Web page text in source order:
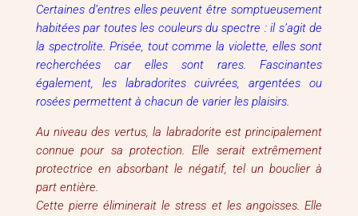
Certaines d’entres elles peuvent être somptueusement
habitées par toutes les couleurs du spectre : il s’agit de
la spectrolite. Prisée, tout comme la violette, elles sont
recherchées car elles sont rares. Fascinantes
également, les labradorites cuivrées, argentées ou
rosées permettent à chacun de varier les plaisirs.
Au niveau des vertus, la labradorite est principalement
connue pour sa protection. Elle serait extrêmement
protectrice en absorbant le négatif, tel un bouclier à
part entière.
Cette pierre éliminerait le stress et les angoisses. Elle